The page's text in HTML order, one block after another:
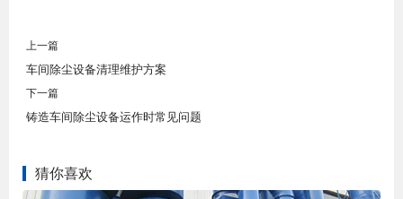
上一篇
车间除尘设备清理维护方案
下一篇
铸造车间除尘设备运作时常见问题
猜你喜欢